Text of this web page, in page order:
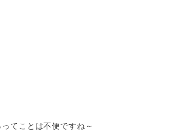
てことは不便ですね～